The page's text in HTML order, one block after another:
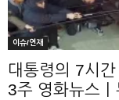
이슈/연재
대통령의 7시
3주 영화뉴스